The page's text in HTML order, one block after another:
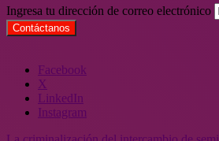
Ingresa tu dirección de correo electrónico
Facebook
X
LinkedIn
Instagram